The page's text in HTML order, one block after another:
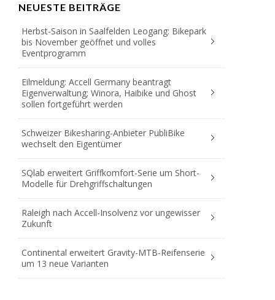
NEUESTE BEITRÄGE
Herbst-Saison in Saalfelden Leogang: Bikepark
bis November geöffnet und volles
Eventprogramm
Eilmeldung: Accell Germany beantragt
Eigenverwaltung; Winora, Haibike und Ghost
sollen fortgeführt werden
Schweizer Bikesharing-Anbieter PubliBike
wechselt den Eigentümer
SQlab erweitert Griffkomfort-Serie um Short-
Modelle für Drehgriffschaltungen
Raleigh nach Accell-Insolvenz vor ungewisser
Zukunft
Continental erweitert Gravity-MTB-Reifenserie
um 13 neue Varianten